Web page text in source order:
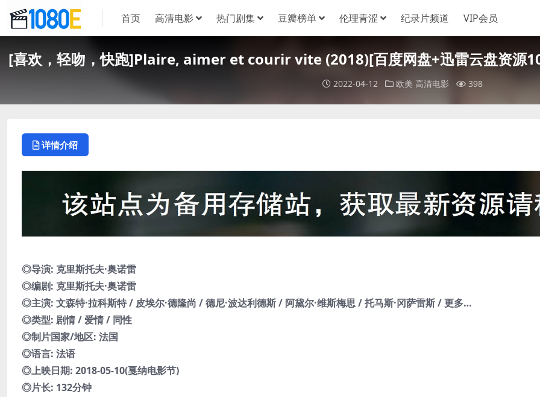
首页 高清电影 热门剧集 豆瓣榜单 伦理青涩 纪录片频道 VIP会员
[喜欢，轻吻，快跑]Plaire, aimer et courir vite (2018)[百度网盘+迅雷云盘资源
2022-04-12 欧美 高清电影 398
详情介绍
◎导演: 克里斯托夫·奥诺雷
◎编剧: 克里斯托夫·奥诺雷
◎主演: 文森特·拉科斯特 / 皮埃尔·德隆尚 / 德尼·波达利德斯 / 阿黛尔·维斯梅思 / 托马斯·冈萨雷斯 / 更多…
◎类型: 剧情 / 爱情 / 同性
◎制片国家/地区: 法国
◎语言: 法语
◎上映日期: 2018-05-10(戛纳电影节)
◎片长: 132分钟